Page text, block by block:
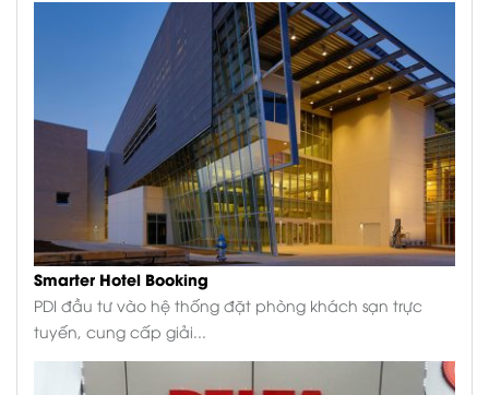
Smarter Hotel Booking
PDI đầu tư vào hệ thống đặt phòng khách sạn trực
tuyến, cung cấp giải...